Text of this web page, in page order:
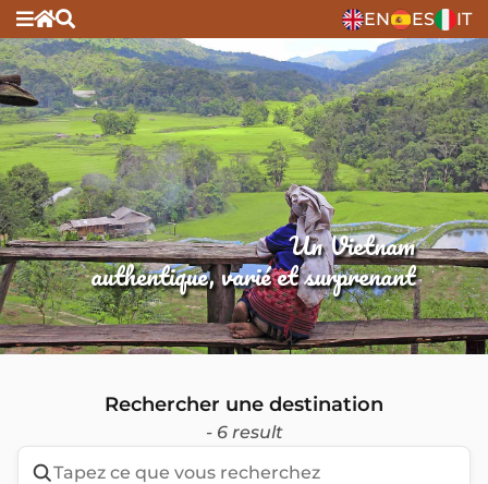
EN ES IT
Un Vietnam
authentique, varié et surprenant
Rechercher une destination
- 6 result